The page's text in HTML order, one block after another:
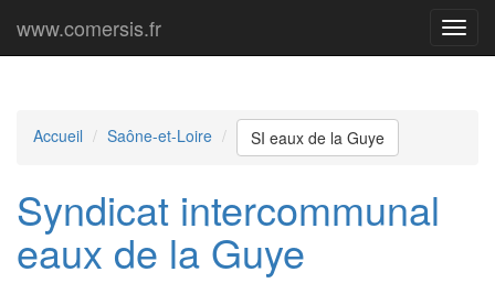
Menu
www.comersis.fr
Accueil Saône-et-Loire SI eaux de la Guye
Syndicat intercommunal
eaux de la Guye